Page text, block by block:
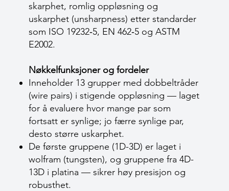
skarphet, romlig oppløsning og
uskarphet (unsharpness) etter standarder
som ISO 19232‑5, EN 462‑5 og ASTM
E2002.
Nøkkelfunksjoner og fordeler
Inneholder 13 grupper med dobbeltråder
(wire pairs) i stigende oppløsning — laget
for å evaluere hvor mange par som
fortsatt er synlige; jo færre synlige par,
desto større uskarphet.
De første gruppene (1D-3D) er laget i
wolfram (tungsten), og gruppene fra 4D-
13D i platina — sikrer høy presisjon og
robusthet.